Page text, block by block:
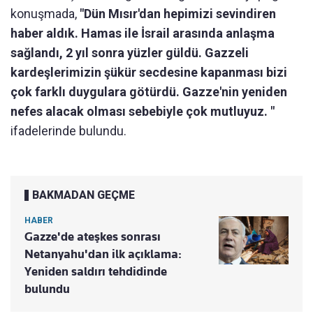
konuşmada, "Dün Mısır'dan hepimizi sevindiren
haber aldık. Hamas ile İsrail arasında anlaşma
sağlandı, 2 yıl sonra yüzler güldü. Gazzeli
kardeşlerimizin şükür secdesine kapanması bizi
çok farklı duygulara götürdü. Gazze'nin yeniden
nefes alacak olması sebebiyle çok mutluyuz. "
ifadelerinde bulundu.
BAKMADAN GEÇME
HABER
Gazze'de ateşkes sonrası
Netanyahu'dan ilk açıklama:
Yeniden saldırı tehdidinde
bulundu